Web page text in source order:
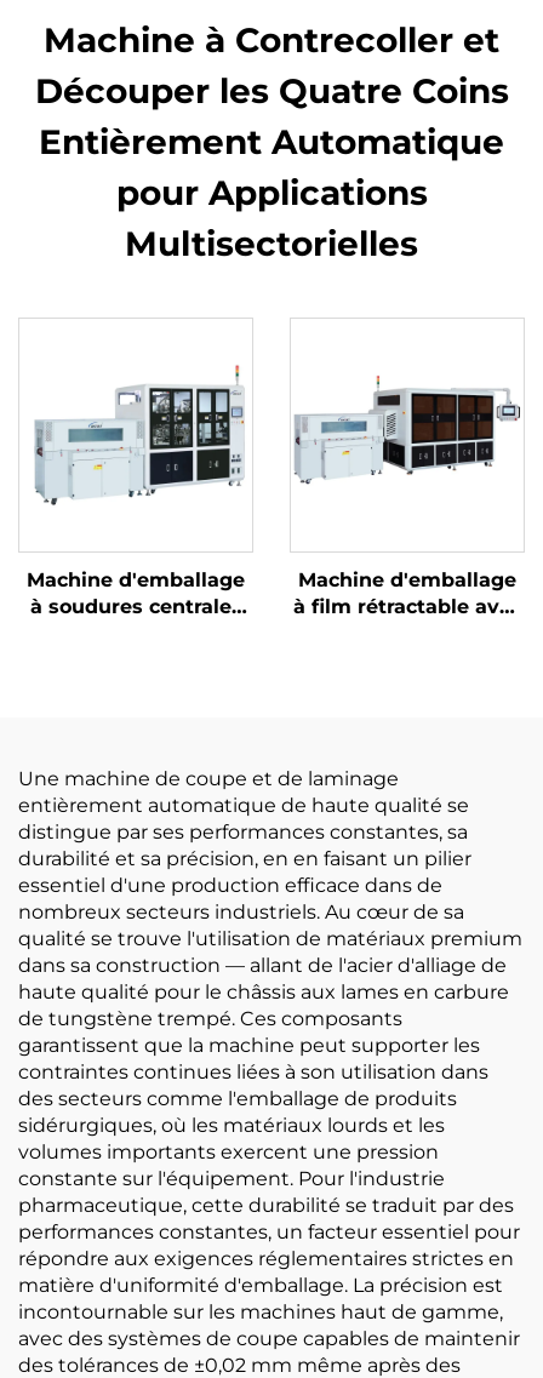
Machine à Contrecoller et
Découper les Quatre Coins
Entièrement Automatique
pour Applications
Multisectorielles
Machine d'emballage
à soudures centrales
Machine d'emballage
à film rétractable avec
Une machine de coupe et de laminage
entièrement automatique de haute qualité se
distingue par ses performances constantes, sa
durabilité et sa précision, en en faisant un pilier
essentiel d'une production efficace dans de
nombreux secteurs industriels. Au cœur de sa
qualité se trouve l'utilisation de matériaux premium
dans sa construction — allant de l'acier d'alliage de
haute qualité pour le châssis aux lames en carbure
de tungstène trempé. Ces composants
garantissent que la machine peut supporter les
contraintes continues liées à son utilisation dans
des secteurs comme l'emballage de produits
sidérurgiques, où les matériaux lourds et les
volumes importants exercent une pression
constante sur l'équipement. Pour l'industrie
pharmaceutique, cette durabilité se traduit par des
performances constantes, un facteur essentiel pour
répondre aux exigences réglementaires strictes en
matière d'uniformité d'emballage. La précision est
incontournable sur les machines haut de gamme,
avec des systèmes de coupe capables de maintenir
des tolérances de ±0,02 mm même après des